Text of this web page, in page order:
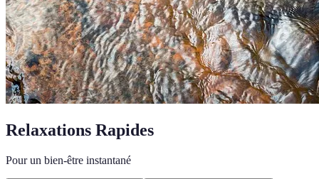
Relaxations Rapides
Pour un bien-être instantané